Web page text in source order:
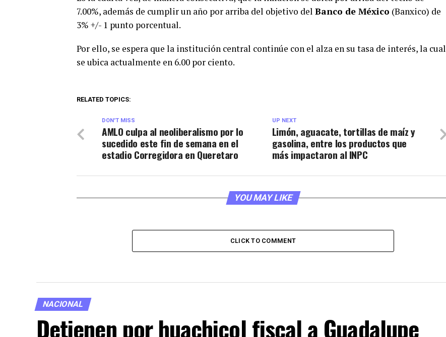
7.00%, además de cumplir un año por arriba del objetivo del Banco de México (Banxico) de
3% +/- 1 punto porcentual.
Por ello, se espera que la institución central continúe con el alza en su tasa de interés, la cual
se ubica actualmente en 6.00 por ciento.
RELATED TOPICS:
UP NEXT
Limón, aguacate, tortillas de maíz y
gasolina, entre los productos que
más impactaron al INPC
DON'T MISS
AMLO culpa al neoliberalismo por lo
sucedido este fin de semana en el
estadio Corregidora en Queretaro
YOU MAY LIKE
CLICK TO COMMENT
NACIONAL
Detienen por huachicol fiscal a Guadalupe